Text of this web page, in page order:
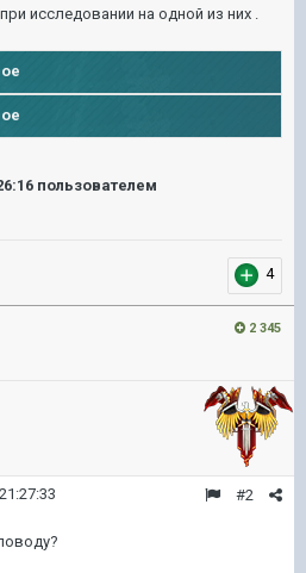
исследовании на одной из них .
пользователем
4
2 345
#2